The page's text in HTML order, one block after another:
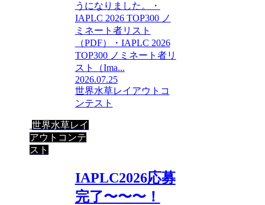
うになりました。・
IAPLC 2026 TOP300 ノ
ミネート者リスト
（PDF）・IAPLC 2026
TOP300 ノミネート者リ
スト（Ima...
2026.07.25
世界水草レイアウトコ
ンテスト
世界水草レイ
アウトコンテ
スト
IAPLC2026応募
完了〜〜〜！